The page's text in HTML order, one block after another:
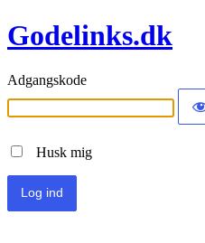
Godelinks.dk
Adgangskode
Husk mig